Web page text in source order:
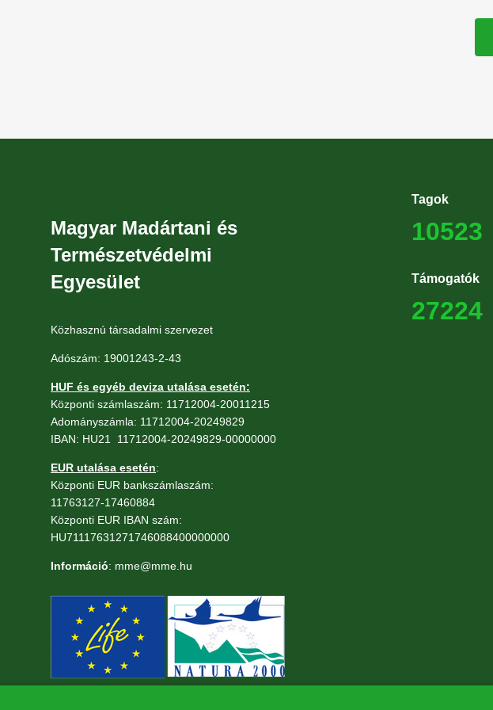
Magyar Madártani és
Természetvédelmi
Egyesület
Közhasznú társadalmi szervezet
Adószám: 19001243-2-43
HUF és egyéb deviza utalása esetén:
Központi számlaszám: 11712004-20011215
Adományszámla: 11712004-20249829
IBAN: HU21 11712004-20249829-00000000
EUR utalása esetén:
Központi EUR bankszámlaszám:
11763127-17460884
Központi EUR IBAN szám:
HU71117631271746088400000000
Információ: mme@mme.hu
Tagok
10523
Támogatók
27224